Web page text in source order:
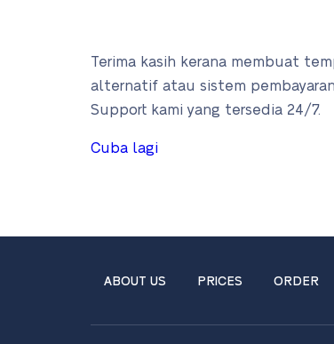
Terima kasih kerana membuat
alternatif atau sistem
Support kami yang tersedia 24/7.
Cuba lagi
ABOUT US PRICES ORDER